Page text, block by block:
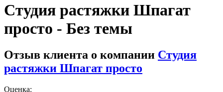
Студия растяжки Шпагат
просто - Без темы
Отзыв клиента о компании Студия
растяжки Шпагат просто
Оценка: